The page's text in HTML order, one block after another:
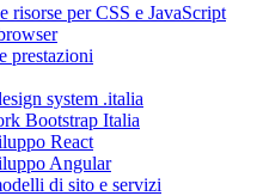
risorse per CSS e JavaScript
prestazioni
system .italia
Bootstrap Italia
React
Angular
di sito e servizi